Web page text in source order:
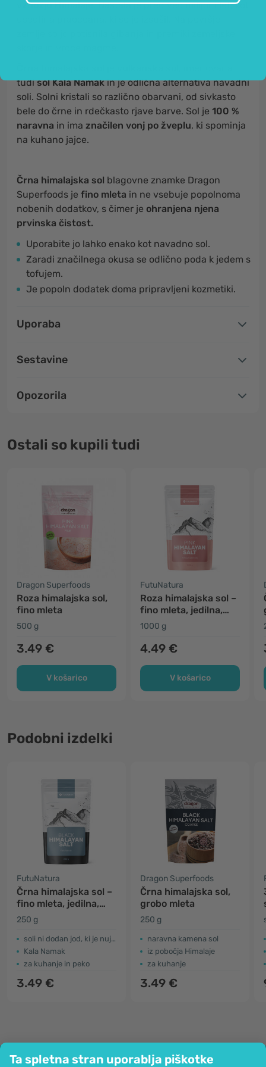
Ta spletna stran uporablja piškotke
vznožju Himalaje.Nastala je pred več milijoni let, kot
tudisol Kala Namakin je odlična alternativa navadni
soli. Solni kristali so različno obarvani, od sivkasto
bele do črne in rdečkasto rjave barve. Sol je 100 %
naravna in ima značilen vonj po žveplu, ki spominja
na kuhano jajce.
Črna himalajska sol blagovne znamke Dragon
Superfoods je fino mleta in ne vsebuje popolnoma
nobenih dodatkov, s čimer je ohranjena njena
prvinska čistost.
Uporabite jo lahko enako kot navadno sol.
Zaradi značilnega okusa se odlično poda k jedem s
tofujem.
Je popoln dodatek doma pripravljeni kozmetiki.
Uporaba
Sestavine
Opozorila
Ostali so kupili tudi
Dragon Superfoods
Roza himalajska sol,
fino mleta
500 g
3.49 €
V košarico
FutuNatura
Roza himalajska sol –
fino mleta, jedilna,
kamena, nejodirana
1000 g
4.49 €
V košarico
Podobni izdelki
FutuNatura
Črna himalajska sol –
fino mleta, jedilna,
kamena, nejodirana
250 g
soli ni dodan jod, ki je nujno potreben za delovanje ščitnice
Kala Namak
za kuhanje in peko
3.49 €
Dragon Superfoods
Črna himalajska sol,
grobo mleta
250 g
naravna kamena sol
iz pobočja Himalaje
za kuhanje
3.49 €